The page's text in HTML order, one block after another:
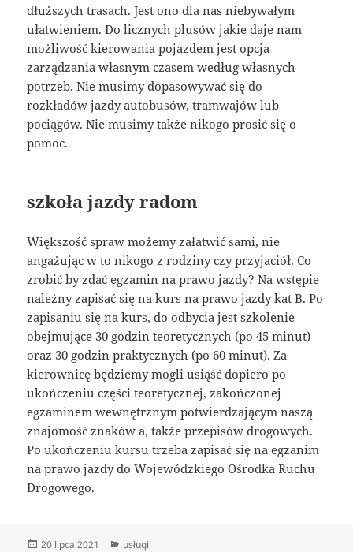
dłuższych trasach. Jest ono dla nas niebywałym
ułatwieniem. Do licznych plusów jakie daje nam
możliwość kierowania pojazdem jest opcja
zarządzania własnym czasem według własnych
potrzeb. Nie musimy dopasowywać się do
rozkładów jazdy autobusów, tramwajów lub
pociągów. Nie musimy także nikogo prosić się o
pomoc.
szkoła jazdy radom
Większość spraw możemy załatwić sami, nie
angażując w to nikogo z rodziny czy przyjaciół. Co
zrobić by zdać egzamin na prawo jazdy? Na wstępie
należny zapisać się na kurs na prawo jazdy kat B. Po
zapisaniu się na kurs, do odbycia jest szkolenie
obejmujące 30 godzin teoretycznych (po 45 minut)
oraz 30 godzin praktycznych (po 60 minut). Za
kierownicę będziemy mogli usiąść dopiero po
ukończeniu części teoretycznej, zakończonej
egzaminem wewnętrznym potwierdzającym naszą
znajomość znaków a, także przepisów drogowych.
Po ukończeniu kursu trzeba zapisać się na egzanim
na prawo jazdy do Wojewódzkiego Ośrodka Ruchu
Drogowego.
Data
20 lipca 2021 Kategorie
usługi